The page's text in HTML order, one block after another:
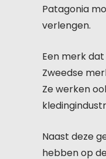
Patagonia
verlengen.
Een merk
Zweedse
Ze werken
Naast deze
hebben op